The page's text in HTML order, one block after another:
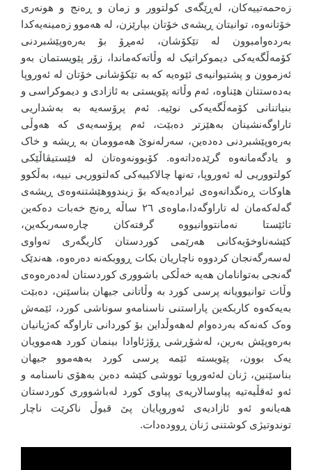
زەحمەتییەکان، لەڕێگەی کولتوور و زمان و ڕەنج و هونەری
خۆتانەوە، توانیتان ڕیشەی خۆتان بپارێزن، لە هەموو زەمینەیەکدا
بەردەوامبوون لە تێکۆشان، ئەمڕۆ بۆ بەرەوپێشبردنی
کۆمەڵگەیەکی دیموکراتیک لە وڵاتەکەماندا، زۆر پێویستمان بەو
ئەزموون و پشتیوانیەی ئێوەیە کە بە تێکۆشانی خۆتان لە ئەوروپا
بەدەستتان هێناوە، ئەم وڵاتە پێویستی بە ئازادی و دیموکراسی و
بنیاتنانی کۆمەڵگەیەکی نوێیە. ئەم پرۆسەیە بە بەشداریی
تاراوگەنشینان بەهێزتر دەبێت، ئەم پرۆسەیەی کە هەوڵی
بەرەوپێشبردنی دەدەین، سەرلەنوێ هەموومان بە ڕیشە و خاک
و یادگەمانەوە گرێدەداتەوە. کۆبوونەوەتان لە فێستیڤاڵێکی
کولتووریی لە ئەوروپا، تەنها چالاکییەکی کەلتووریی نییە، بەڵکوو
هاوکات ڕەنگدانەوەی ئیرادەیەکە بۆ زیندووهێشتنەوەی ڕیشەی
گەلەکەمان لە تاراوگەدا،ماوەی ٢٦ ساڵە ڕەنج خەبات دەکەین
تائێستا نەمانتووانیووە گرفتەکان چارەسەربکەین،
کێشەناوخۆیەکانی هەرێمی کوردستان کاریگەری تەواوی
لەسەرگەنجان کردووە ناچاریان بکات ڕووبکەنە دەرەوە، هەندێک
گەنجی بەتوانامان هەیە خەڵکی باشووری کوردستان لەدەرەوەی
وڵات توانیوویانە پرسی کورد بە وڵاتانی جیهان بناسێنن، دەبێت
بەیەکەوە کاربکەین پاراستنی ناسنامەو سوناشی کورد، ئێمەش
وەک کەنەکە بەردەوام لەهەوڵداین بۆ کوردانی تاراوگە کەژیانیان
بەرەوپێش بەرین، لەشۆڕشی ڕۆژئاوادا بینمان کورد هەموویان
یەک بوون، پێویستە ئێمە پرسی کورد بەهەموو جیهان
بناسێنین، ژنان لەئەوروپا تووشی کێشە دەبن بەهۆی ناسنامە و
ئەو ئەقڵیەتیە پیاوسالاریەی پیاوی کورد لەباشووری کوردستان
هەیانەو ئەو ئازادیەی ئەوروپایان پێ قبوڵ ناکرێت ناچار
توندوتیژی کوشتنی ژنان ڕوودەدات.